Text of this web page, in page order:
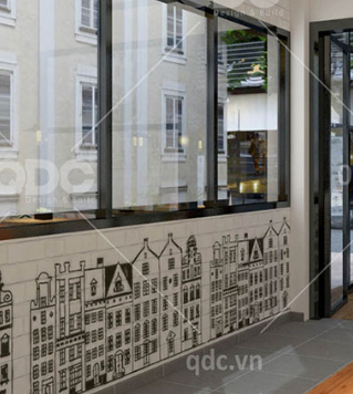
cách Việt